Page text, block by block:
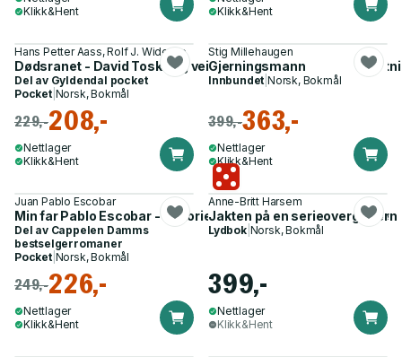
Klikk&Hent
Klikk&Hent
Hans Petter Aass, Rolf J. Widerøe
Dødsranet - David Toska og veien til Nokas : en
Del av Gyldendal pocket
Pocket| Norsk, Bokmål
229,-208,-
Nettlager
Klikk&Hent
Stig Millehaugen
Gjerningsmann
Innbundet |Norsk, Bokmål
399,-363,-
Nettlager
Klikk&Hent
Juan Pablo Escobar
Min far Pablo Escobar - historiene vi helst skulle vært foruten
Del av Cappelen Damms
bestselgerromaner
Pocket| Norsk, Bokmål
249,-226,-
Nettlager
Klikk&Hent
Anne-Britt Harsem
Jakten på en serieovergriper
Lydbok| Norsk, Bokmål
399,-
Nettlager
Klikk&Hent